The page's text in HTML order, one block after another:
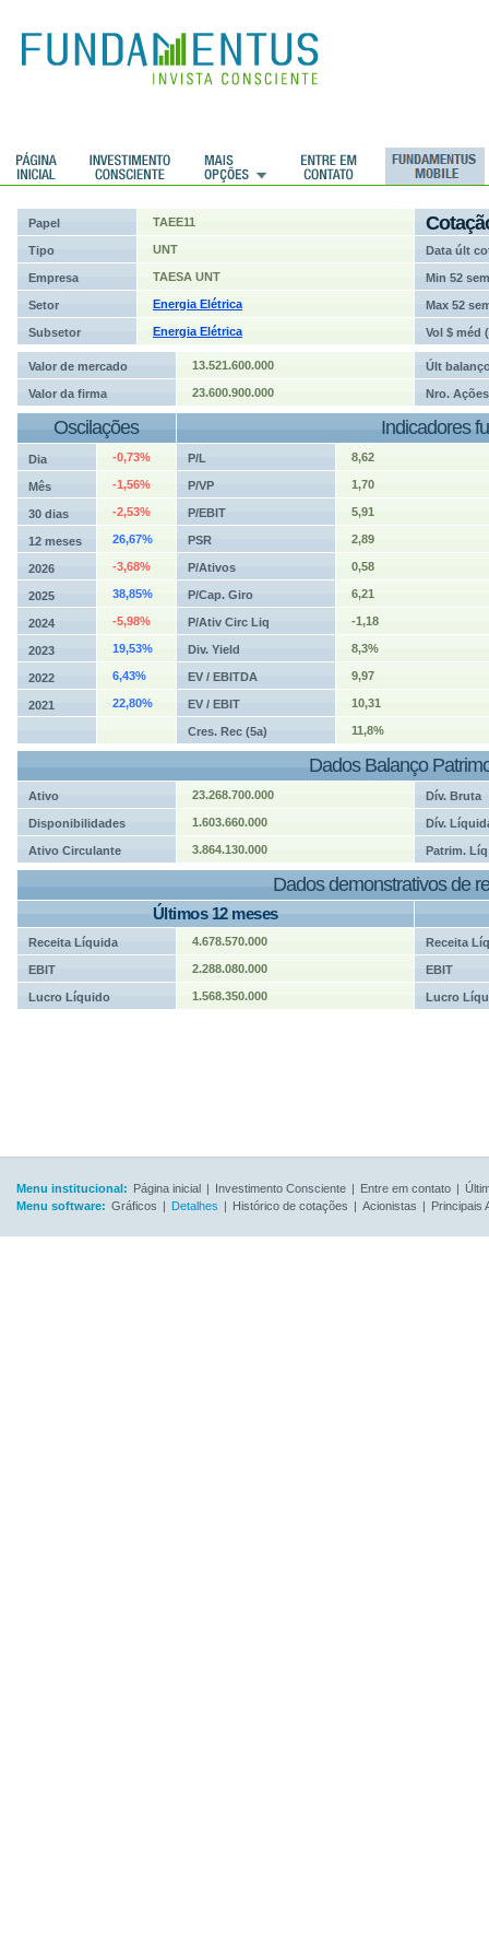
Papel TAEE11
Tipo UNT Data últ
Empresa TAESA UNT Min 52 sem
Setor Energia Elétrica Max 52
Subsetor Energia Elétrica Vol $ méd
Valor de mercado 13.521.600.000 Últ
Valor da firma 23.600.900.000 Nro. Ações
Oscilações Indicadores
Dia -0,73% P/L 8,62
Mês -1,56% P/VP 1,70
30 dias -2,53% P/EBIT 5,91
12 meses 26,67% PSR 2,89
2026 -3,68% P/Ativos 0,58
2025 38,85% P/Cap. Giro 6,21
2024 -5,98% P/Ativ Circ Liq -1,18
2023 19,53% Div. Yield 8,3%
2022 6,43% EV / EBITDA 9,97
2021 22,80% EV / EBIT 10,31
Cres. Rec (5a) 11,8%
Dados Balanço
Ativo 23.268.700.000 Dív. Bruta
Disponibilidades 1.603.660.000 Dív.
Ativo Circulante 3.864.130.000 Patrim. Líq
Dados demonstrativos de
Últimos 12 meses
Receita Líquida 4.678.570.000 Receita
EBIT 2.288.080.000 EBIT
Lucro Líquido 1.568.350.000 Lucro
Menu institucional: Página inicial | Investimento Consciente | Entre em contato |
Menu software: Gráficos | Detalhes | Histórico de cotações | Acionistas | Principais